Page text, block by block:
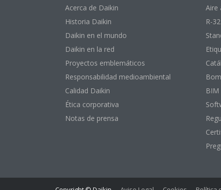
Acerca de Daikin
Historia Daikin
Daikin en el mundo
Daikin en la red
Proyectos emblemáticos
Responsabilidad medioambiental
Calidad Daikin
Ética corporativa
Notas de prensa
Aire
R-32
BIM